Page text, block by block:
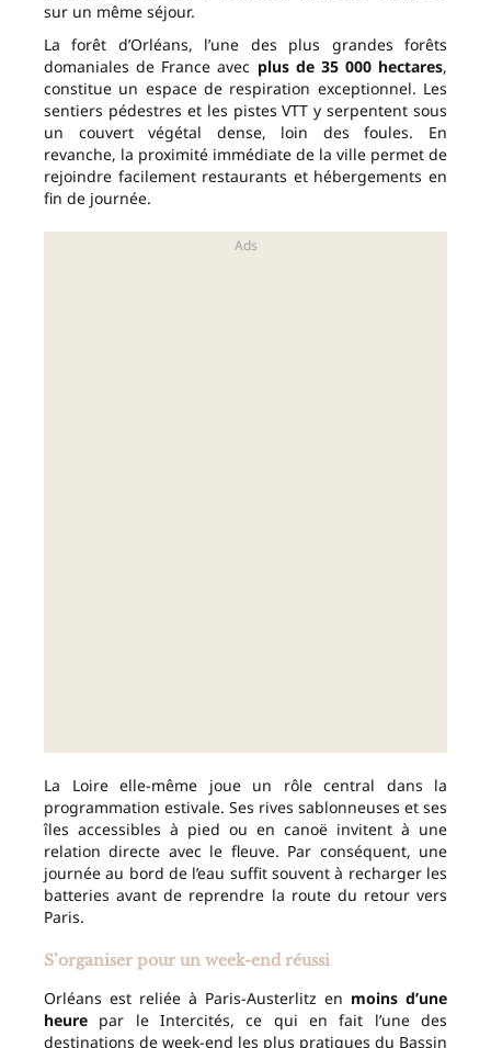
sur un même séjour.
La forêt d’Orléans, l’une des plus grandes forêts
domaniales de France avec plus de 35 000 hectares,
constitue un espace de respiration exceptionnel. Les
sentiers pédestres et les pistes VTT y serpentent sous
un couvert végétal dense, loin des foules. En
revanche, la proximité immédiate de la ville permet de
rejoindre facilement restaurants et hébergements en
fin de journée.
La Loire elle-même joue un rôle central dans la
programmation estivale. Ses rives sablonneuses et ses
îles accessibles à pied ou en canoë invitent à une
relation directe avec le fleuve. Par conséquent, une
journée au bord de l’eau suffit souvent à recharger les
batteries avant de reprendre la route du retour vers
Paris.
S’organiser pour un week-end réussi
Orléans est reliée à Paris-Austerlitz en moins d’une
heure par le Intercités, ce qui en fait l’une des
destinations de week-end les plus pratiques du Bassin